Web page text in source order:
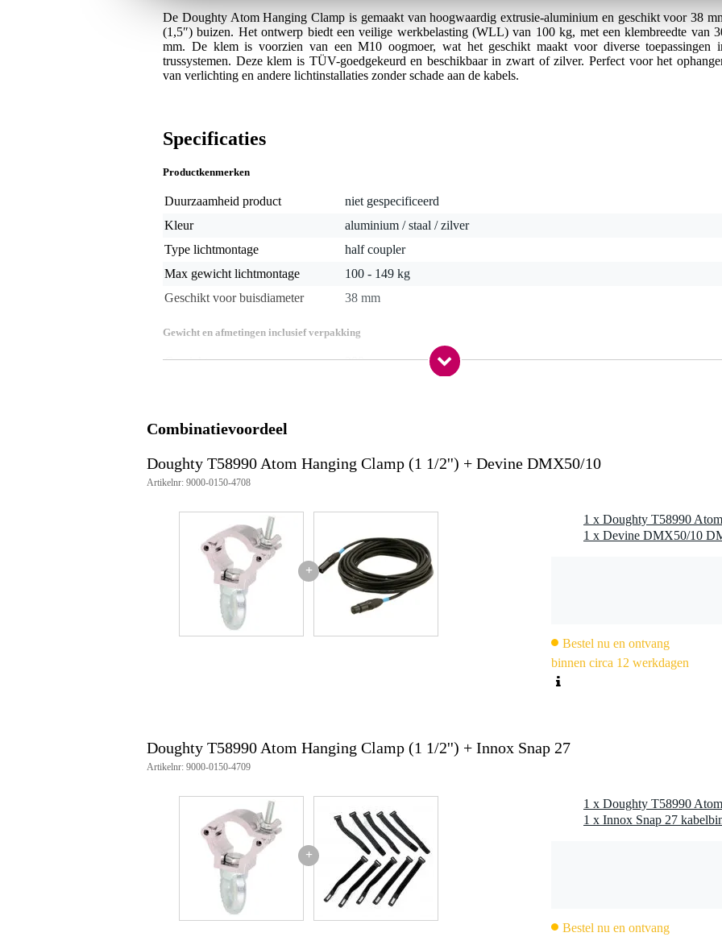
De Doughty Atom Hanging Clamp is gemaakt van hoogwaardig extrusie-aluminium en geschikt voor 38
(1,5″) buizen. Het ontwerp biedt een veilige werkbelasting (WLL) van 100 kg, met een klembreedte van
mm. De klem is voorzien van een M10 oogmoer, wat het geschikt maakt voor diverse toepassingen
trussystemen. Deze klem is TÜV-goedgekeurd en beschikbaar in zwart of zilver. Perfect voor het
van verlichting en andere lichtinstallaties zonder schade aan de kabels.
Specificaties
Productkenmerken
Duurzaamheid product
niet gespecificeerd
Kleur
aluminium / staal / zilver
Type lichtmontage
half coupler
Max gewicht lichtmontage
100 - 149 kg
Geschikt voor buisdiameter
38 mm
Gewicht en afmetingen inclusief verpakking
Gewicht(incl. verpakking)
200 gr
Productspecificaties
Buizenspecificatie: 1½" (38 mm)
Klembreedte: 30 mm
Materiaal hoofdlichaam: AW6082 T6 Aluminium
Oogmoer: M10, C15E
Max. Draaimoment: Handvast
Gewicht: 0,12 kg
Beveiligingsfactor: 5:1
Goedgekeurd door TÜV
Beschikbare kleuren: Zwart of zilver
Onderdeelnummer Zwart: T5899001
Onderdeelnummer Zilver: T58990
Toepassing: Decoratieve trussing, verlichting ophangen
Combinatievoordeel
Doughty T58990 Atom Hanging Clamp (1 1/2'') + Devine DMX50/10
Artikelnr: 9000-0150-4708
+
1 x Doughty T58990
Bestel nu en ontvang
binnen circa 12 werkdagen
Doughty T58990 Atom Hanging Clamp (1 1/2'') + Innox Snap 27
Artikelnr: 9000-0150-4709
+
1 x Doughty T58990
Bestel nu en ontvang